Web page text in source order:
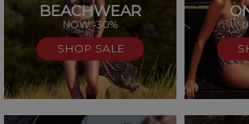
BEACHWEAR
NOW -30%
SHOP SALE